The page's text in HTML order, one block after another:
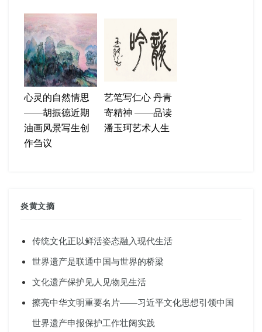
心灵的自然情思
——胡振德近期
油画风景写生创
作刍议
艺笔写仁心 丹青
寄精神 ——品读
潘玉珂艺术人生
炎黄文摘
传统文化正以鲜活姿态融入现代生活
世界遗产是联通中国与世界的桥梁
文化遗产保护见人见物见生活
擦亮中华文明重要名片——习近平文化思想引领中国
世界遗产申报保护工作壮阔实践